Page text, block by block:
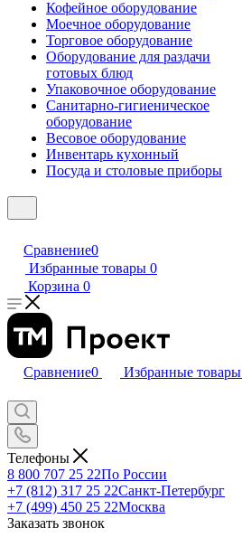
Кофейное оборудование
Моечное оборудование
Торговое оборудование
Оборудование для раздачи
готовых блюд
Упаковочное оборудование
Санитарно-гигиеническое
оборудование
Весовое оборудование
Инвентарь кухонный
Посуда и столовые приборы
Сравнение0
Избранные товары 0
Корзина 0
Сравнение0 Избранные товары
Телефоны
8 800 707 25 22По России
+7 (812) 317 25 22Санкт-Петербург
+7 (499) 450 25 22Москва
Заказать звонок